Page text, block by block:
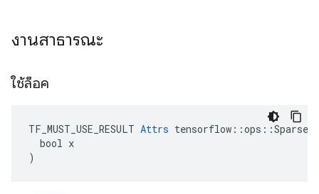
งานสาธารณะ
ใช้ล็อค
TF_MUST_USE_RESULT Attrs
  bool x
)